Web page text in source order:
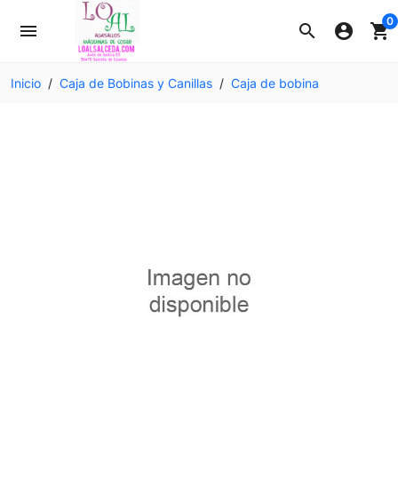
search
menu account_circle shopping_cart0
Inicio Caja de Bobinas y Canillas Caja de bobina